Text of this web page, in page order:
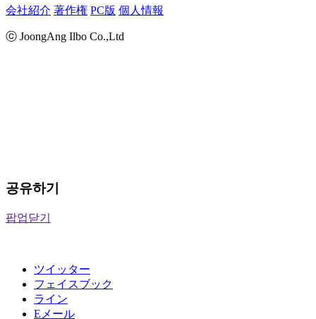
会社紹介 著作権 PC版 個人情報
ⓒ JoongAng Ilbo Co.,Ltd
공유하기
팝업닫기
ツイッター
フェイスブック
ライン
Eメール